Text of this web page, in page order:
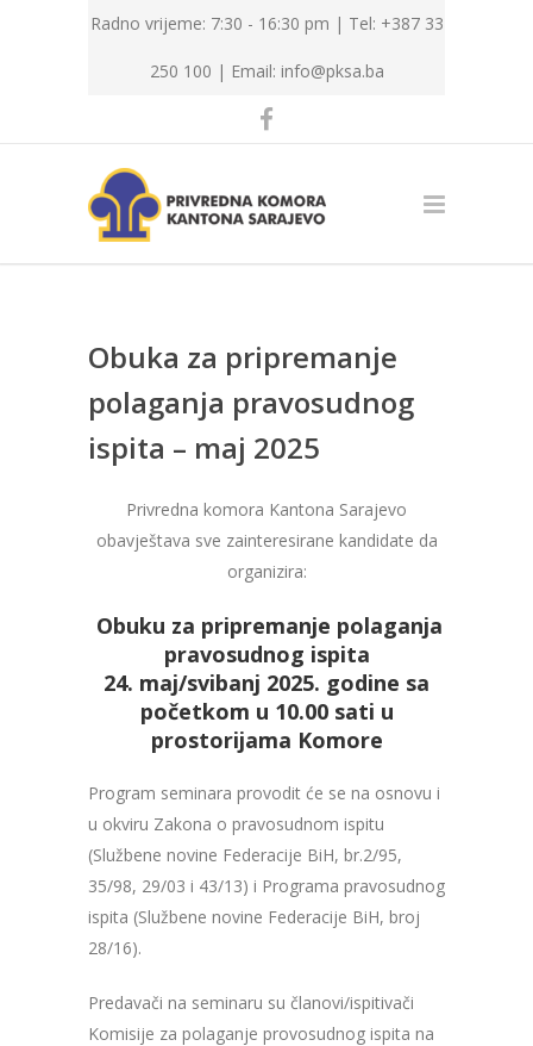
Radno vrijeme: 7:30 - 16:30 pm | Tel: +387 33
250 100 | Email: info@pksa.ba
Obuka za pripremanje
polaganja pravosudnog
ispita – maj 2025
Privredna komora Kantona Sarajevo
obavještava sve zainteresirane kandidate da
organizira:
Obuku za pripremanje polaganja
pravosudnog ispita
24. maj/svibanj 2025. godine sa
početkom u 10.00 sati u
prostorijama Komore
Program seminara provodit će se na osnovu i
u okviru Zakona o pravosudnom ispitu
(Službene novine Federacije BiH, br.2/95,
35/98, 29/03 i 43/13) i Programa pravosudnog
ispita (Službene novine Federacije BiH, broj
28/16).
Predavači na seminaru su članovi/ispitivači
Komisije za polaganje provosudnog ispita na